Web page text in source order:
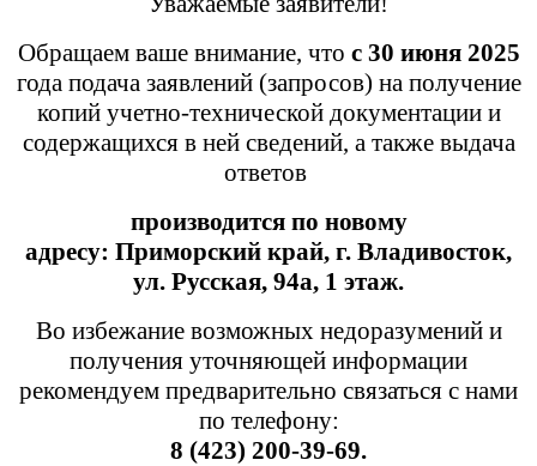
Обращаем ваше внимание, что с 30 июня 2025
года подача заявлений (запросов) на получение
копий учетно-технической документации и
содержащихся в ней сведений, а также выдача
ответов
производится по новому
адресу: Приморский край, г. Владивосток,
ул. Русская, 94а, 1 этаж.
Во избежание возможных недоразумений и
получения уточняющей информации
рекомендуем предварительно связаться с нами
по телефону:
8 (423) 200-39-69.